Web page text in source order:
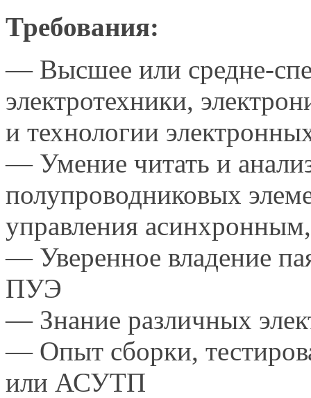
Требования:
— Высшее или средне-
электротехники,
и технологии
— Умение читать и
полупроводниковых
управления
— Уверенное владение
ПУЭ
— Знание различных
— Опыт сборки,
или АСУТП